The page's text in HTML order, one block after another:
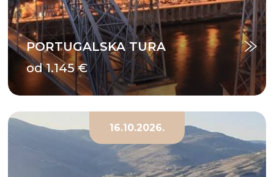
PORTUGALSKA TURA
od 1.145 €
16.10.2026.